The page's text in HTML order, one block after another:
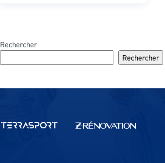
Rechercher
Rechercher